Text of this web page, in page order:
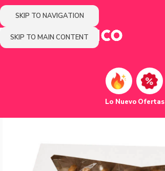
SKIP TO NAVIGATION
SKIP TO MAIN CONTENT
Lo Nuevo Ofertas